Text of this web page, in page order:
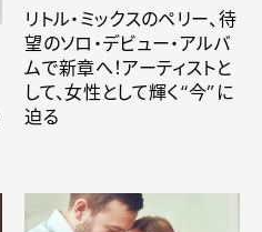
リトル・ミックスのペリー、待
望のソロ・デビュー・アルバ
ムで新章へ！アーティストと
して、女性として輝く“今”に
迫る